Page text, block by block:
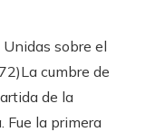
sobre el
cumbre de
de la
Fue la primera